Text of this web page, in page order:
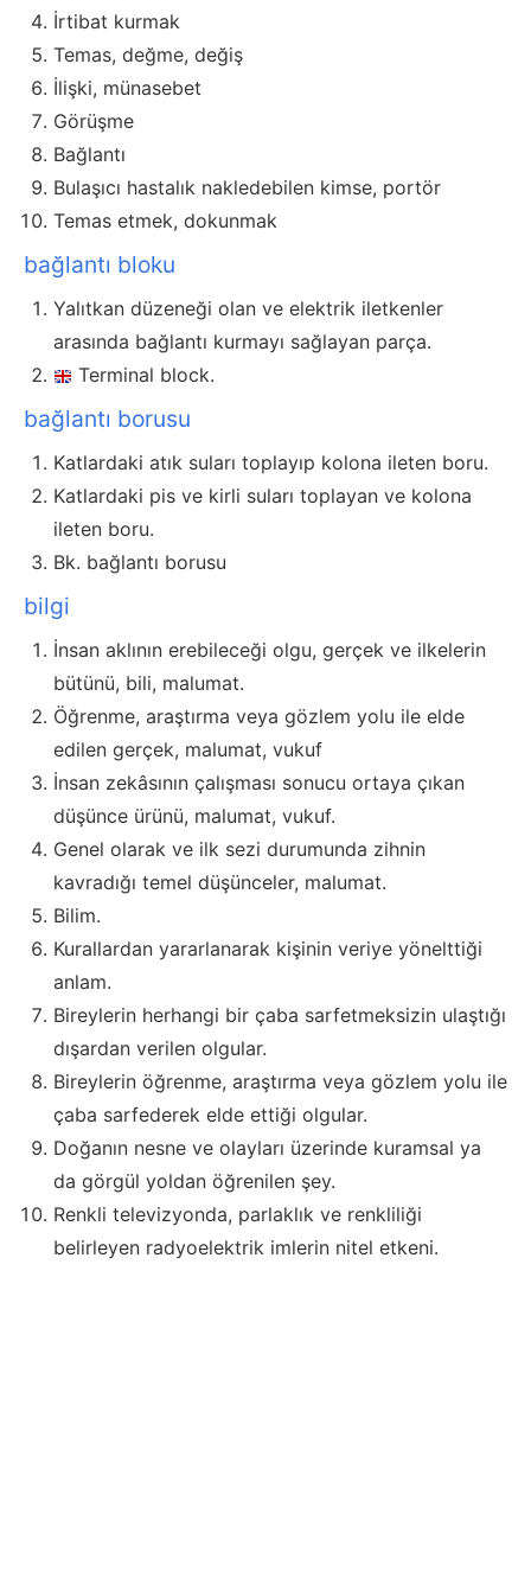
İrtibat kurmak
Temas, değme, değiş
İlişki, münasebet
Görüşme
Bağlantı
Bulaşıcı hastalık nakledebilen kimse, portör
Temas etmek, dokunmak
bağlantı bloku
Yalıtkan düzeneği olan ve elektrik iletkenler
arasında bağlantı kurmayı sağlayan parça.
Terminal block.
bağlantı borusu
Katlardaki atık suları toplayıp kolona ileten boru.
Katlardaki pis ve kirli suları toplayan ve kolona
ileten boru.
Bk. bağlantı borusu
bilgi
İnsan aklının erebileceği olgu, gerçek ve ilkelerin
bütünü, bili, malumat.
Öğrenme, araştırma veya gözlem yolu ile elde
edilen gerçek, malumat, vukuf
İnsan zekâsının çalışması sonucu ortaya çıkan
düşünce ürünü, malumat, vukuf.
Genel olarak ve ilk sezi durumunda zihnin
kavradığı temel düşünceler, malumat.
Bilim.
Kurallardan yararlanarak kişinin veriye yönelttiği
anlam.
Bireylerin herhangi bir çaba sarfetmeksizin ulaştığı
dışardan verilen olgular.
Bireylerin öğrenme, araştırma veya gözlem yolu ile
çaba sarfederek elde ettiği olgular.
Doğanın nesne ve olayları üzerinde kuramsal ya
da görgül yoldan öğrenilen şey.
Renkli televizyonda, parlaklık ve renkliliği
belirleyen radyoelektrik imlerin nitel etkeni.